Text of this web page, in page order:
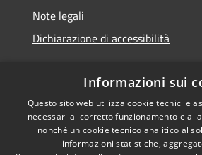
Note legali
Dichiarazione di accessibilità
RSS
Accessibilità
by
Informazioni sui
Questo sito web utilizza cookie tecnici e
necessari al corretto funzionamento e
nonché un cookie tecnico analitico al
informazioni statistiche,